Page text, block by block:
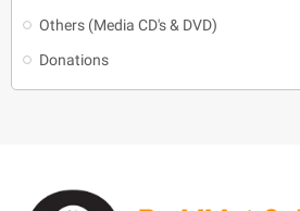
Others (Media CD's & DVD)
Donations